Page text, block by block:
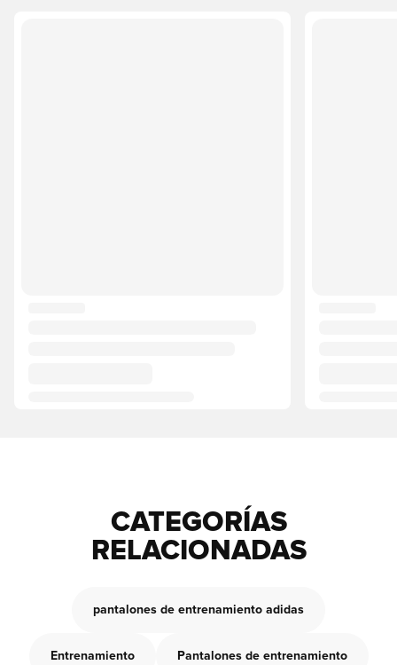
CATEGORÍAS
RELACIONADAS
pantalones de entrenamiento adidas
Entrenamiento Pantalones de entrenamiento